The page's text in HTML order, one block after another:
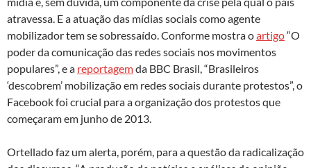
atravessa. E a atuação das mídias sociais como agente
mobilizador tem se sobressaído. Conforme mostra oartigo“O
poder da comunicação das redes sociais nos movimentos
populares”, e a reportagemda BBC Brasil, “Brasileiros
‘descobrem’ mobilização em redes sociais durante protestos”, o
Facebook foi crucial para a organização dos protestos que
começaram em junho de 2013.
Ortellado faz um alerta, porém, para a questão da radicalização